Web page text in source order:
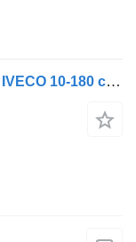
98437502 columna de dirección para IVECO 10-180 camión